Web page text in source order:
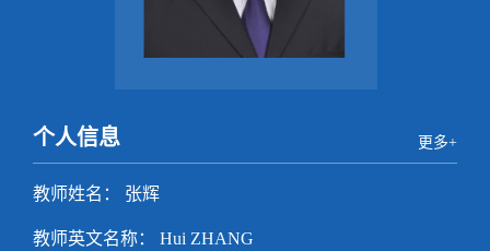
个人信息 更多+
教师姓名： 张辉
教师英文名称： Hui ZHANG